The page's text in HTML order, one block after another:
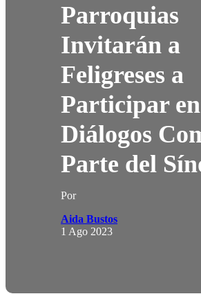
Parroquias
Invitarán a
Feligreses a
Participar en
Diálogos
Parte del
Por
Aida Bustos
1 Ago 2023